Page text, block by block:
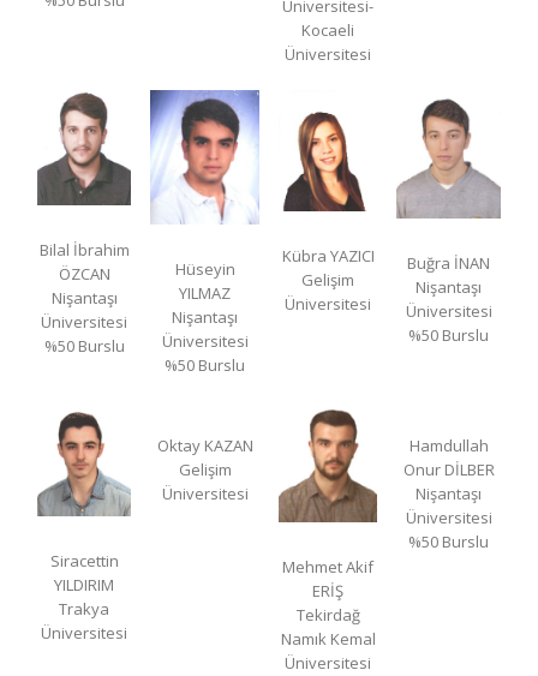
Üniversitesi-
Kocaeli
Üniversitesi
Bilal İbrahim
ÖZCAN
Nişantaşı
Üniversitesi
%50 Burslu
Hüseyin
YILMAZ
Nişantaşı
Üniversitesi
%50 Burslu
Kübra YAZICI
Gelişim
Üniversitesi
Buğra İNAN
Nişantaşı
Üniversitesi
%50 Burslu
Siracettin
YILDIRIM
Trakya
Üniversitesi
Oktay KAZAN
Gelişim
Üniversitesi
Mehmet Akif
ERİŞ
Tekirdağ
Namık Kemal
Üniversitesi
Hamdullah
Onur DİLBER
Nişantaşı
Üniversitesi
%50 Burslu